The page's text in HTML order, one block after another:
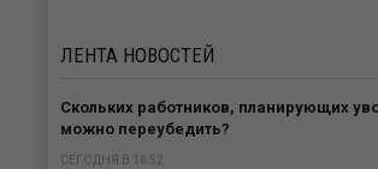
ЛЕНТА НОВОСТЕЙ
Скольких работников, планирующих
можно переубедить?
СЕГОДНЯ В 16:52